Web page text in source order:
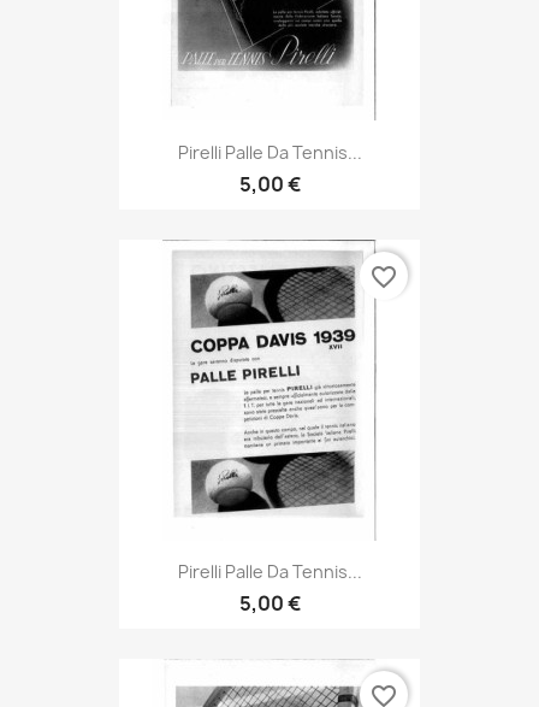
Pirelli Palle Da Tennis...
5,00 €
Pirelli Palle Da Tennis...
5,00 €
favorite_border
favorite_border